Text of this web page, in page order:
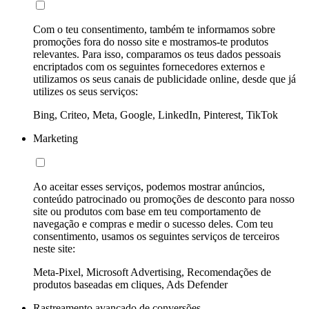
Com o teu consentimento, também te informamos sobre
promoções fora do nosso site e mostramos-te produtos
relevantes. Para isso, comparamos os teus dados pessoais
encriptados com os seguintes fornecedores externos e
utilizamos os seus canais de publicidade online, desde que já
utilizes os seus serviços:
Bing, Criteo, Meta, Google, LinkedIn, Pinterest, TikTok
Marketing
Ao aceitar esses serviços, podemos mostrar anúncios,
conteúdo patrocinado ou promoções de desconto para nosso
site ou produtos com base em teu comportamento de
navegação e compras e medir o sucesso deles. Com teu
consentimento, usamos os seguintes serviços de terceiros
neste site:
Meta-Pixel, Microsoft Advertising, Recomendações de
produtos baseadas em cliques, Ads Defender